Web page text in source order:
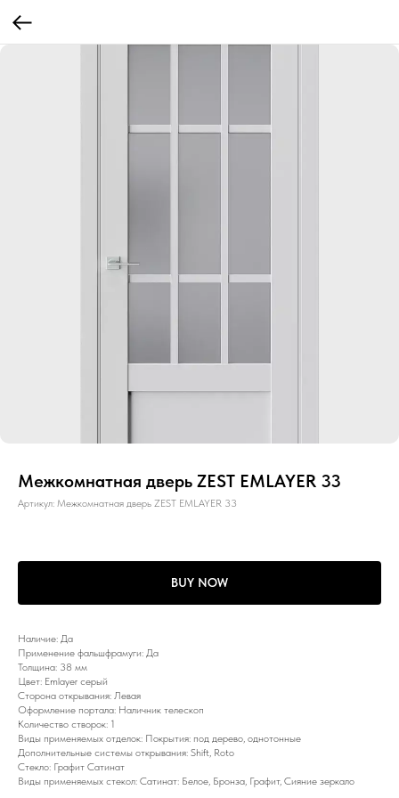
Межкомнатная дверь ZEST EMLAYER 33
Артикул: Межкомнатная дверь ZEST EMLAYER 33
BUY NOW
Наличие: Да
Применение фальшфрамуги: Да
Толщина: 38 мм
Цвет: Emlayer серый
Сторона открывания: Левая
Оформление портала: Наличник телескоп
Количество створок: 1
Виды применяемых отделок: Покрытия: под дерево, однотонные
Дополнительные системы открывания: Shift, Roto
Стекло: Графит Сатинат
Виды применяемых стекол: Сатинат: Белое, Бронза, Графит, Сияние зеркало